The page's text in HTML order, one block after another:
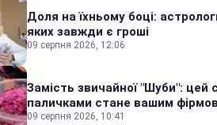
Доля на їхньому боці:
яких завжди є гроші
09 серпня 2026, 12:06
Замість звичайної "Шуби": цей
паличками стане вашим
09 серпня 2026, 10:41